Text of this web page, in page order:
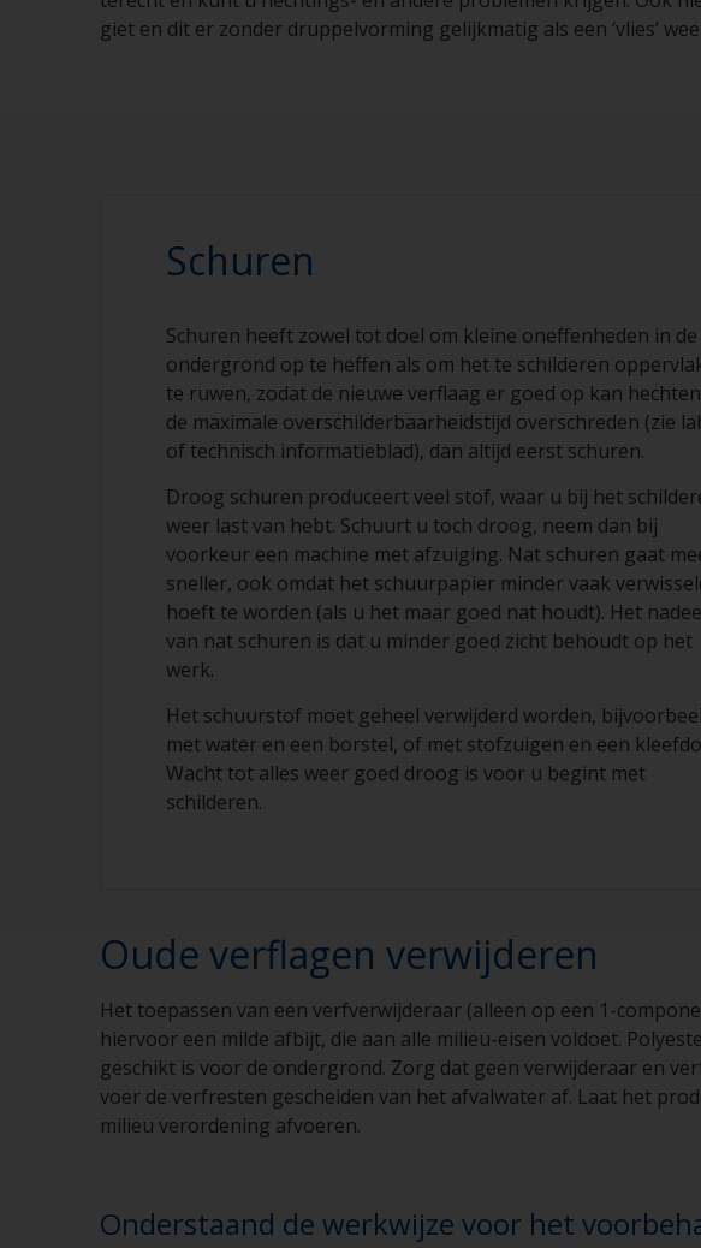
giet en dit er zonder druppelvorming gelijkmatig als een ‘vlies’
Schuren
Schuren heeft zowel tot doel om kleine oneffenheden in de
ondergrond op te heffen als om het te schilderen
te ruwen, zodat de nieuwe verflaag er goed op kan
de maximale overschilderbaarheidstijd overschreden (zie
of technisch informatieblad), dan altijd eerst schuren.
Droog schuren produceert veel stof, waar u bij het
weer last van hebt. Schuurt u toch droog, neem dan bij
voorkeur een machine met afzuiging. Nat schuren gaat
sneller, ook omdat het schuurpapier minder vaak
hoeft te worden (als u het maar goed nat houdt). Het
van nat schuren is dat u minder goed zicht behoudt op het
werk.
Het schuurstof moet geheel verwijderd worden,
met water en een borstel, of met stofzuigen en een
Wacht tot alles weer goed droog is voor u begint met
schilderen.
Oude verflagen verwijderen
Het toepassen van een verfverwijderaar (alleen op een 1-
hiervoor een milde afbijt, die aan alle milieu-eisen voldoet.
geschikt is voor de ondergrond. Zorg dat geen verwijderaar en
voer de verfresten gescheiden van het afvalwater af. Laat het
milieu verordening afvoeren.
Onderstaand de werkwijze voor het